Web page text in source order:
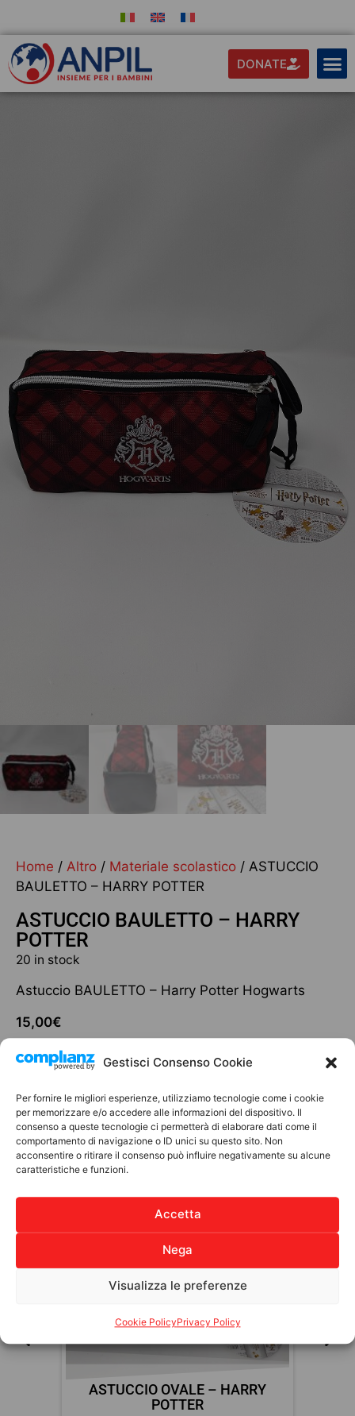
Gestisci Consenso Cookie
Per fornire le migliori esperienze, utilizziamo tecnologie come i cookie
per memorizzare e/o accedere alle informazioni del dispositivo. Il
consenso a queste tecnologie ci permetterà di elaborare dati come il
comportamento di navigazione o ID unici su questo sito. Non
acconsentire o ritirare il consenso può influire negativamente su alcune
caratteristiche e funzioni.
Accetta
Nega
Visualizza le preferenze
Cookie PolicyPrivacy Policy
DONATE
Home / Altro / Materiale scolastico / ASTUCCIO
BAULETTO – HARRY POTTER
ASTUCCIO BAULETTO – HARRY
POTTER
20 in stock
Astuccio BAULETTO – Harry Potter Hogwarts
15,00€
20 in stock
Add to cart
Discover other products
MATERIALE SCOLASTICO
ASTUCCIO OVALE – HARRY
POTTER